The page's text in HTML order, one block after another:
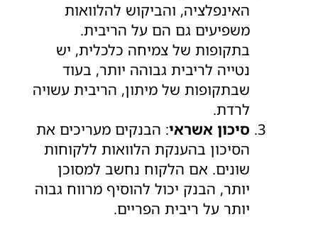
האינפלציה, והביקוש להלוואות
משפיעים גם הם על הריבית.
בתקופות של צמיחה כלכלית, יש
נטייה לריבית גבוהה יותר, בעוד
שבתקופות של מיתון, הריבית עשויה
לרדת.
סיכון אשראי: הבנקים מעריכים את
הסיכון בהענקת הלוואות ללקוחות
שונים. אם הלקוח נחשב למסוכן
יותר, הבנק יכול להוסיף מרווח גבוה
יותר על ריבית הפריים.